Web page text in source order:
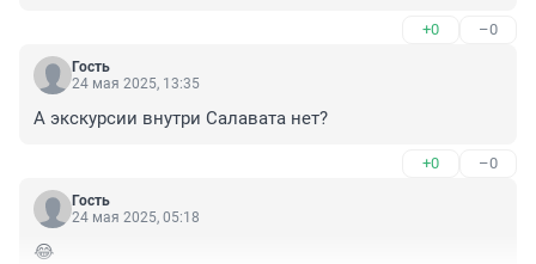
+0 –0
Гость
24 мая 2025, 13:35
А экскурсии внутри Салавата нет?
+0 –0
Гость
24 мая 2025, 05:18
😂